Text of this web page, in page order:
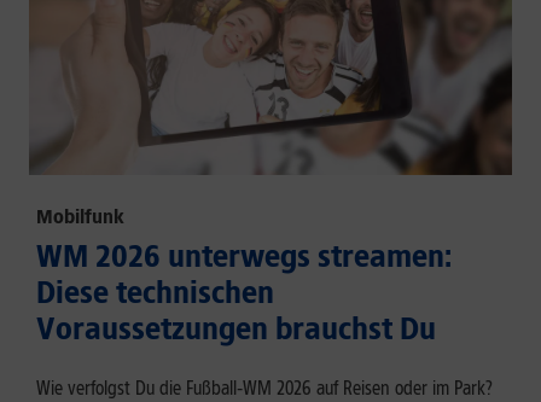
Mobilfunk
WM 2026 unterwegs streamen:
Diese technischen
Voraussetzungen brauchst Du
Wie verfolgst Du die Fußball‑WM 2026 auf Reisen oder im Park?